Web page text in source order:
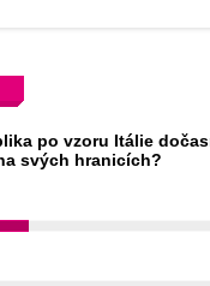
po vzoru Itálie
svých hranicích?